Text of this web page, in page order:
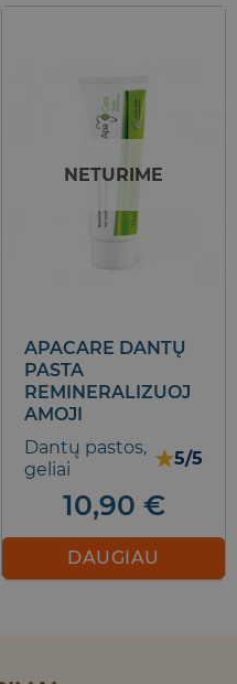
product
The
options
be
on
€.
NETURIME
APACARE DANTŲ
PASTA
REMINERALIZUOJ
AMOJI
Dantų pastos,
geliai
★5/5
10,90 €
DAUGIAU